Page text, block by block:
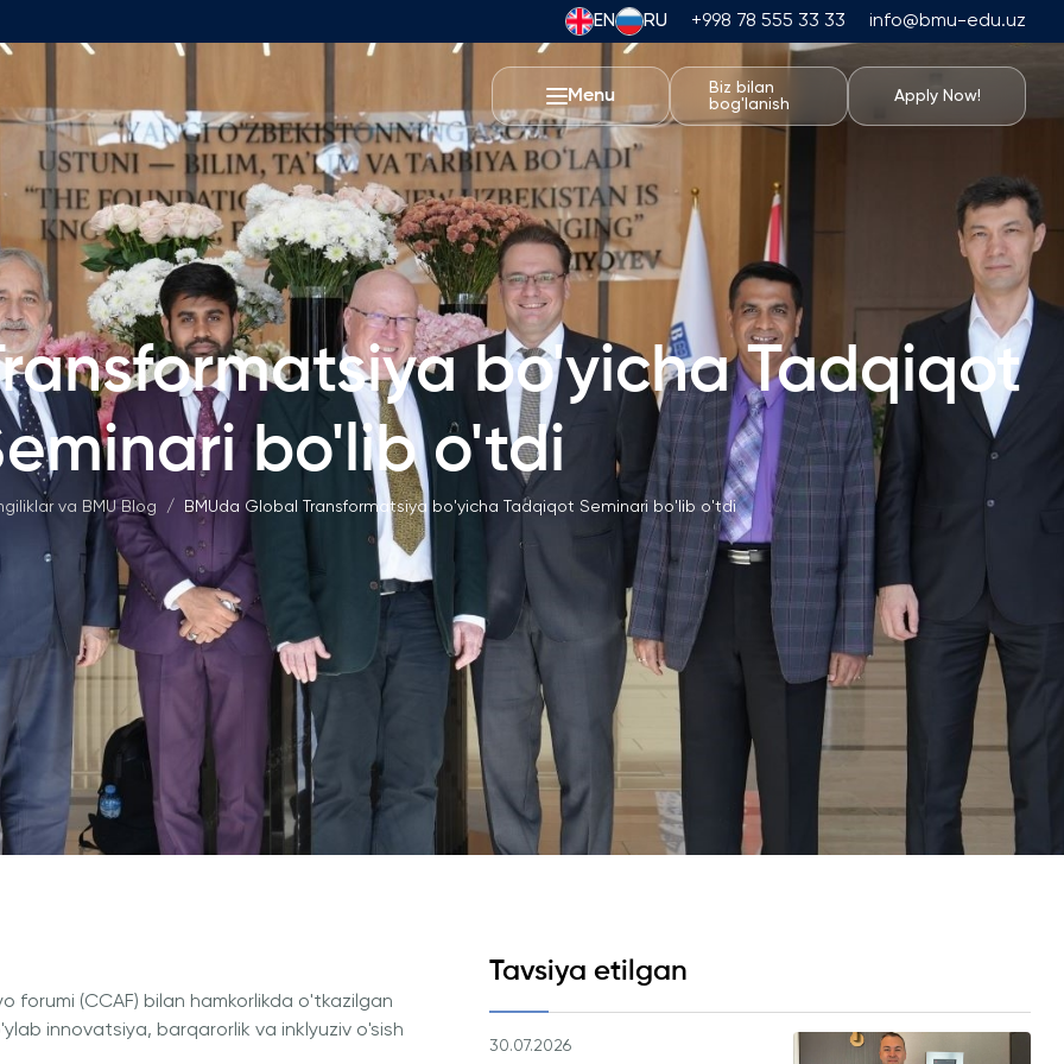
EN RU +998 78 555 33 33 info@bmu-edu.uz
Menu
Biz bilan
bog'lanish
Apply Now!
Fakulteti
Kengashi
O'rinlari
Ish O'rinlari
O'quv Dasturlari
Foundation Dasturi
Dastur Tuzilmasi
Ariza va To'lovlar
Matematika Kirish Imtihonlari
Bakalavriat Dasturlari
Izoh
Ariza va To'lovlar
Magistratura
Izoh
Ariza va To'lovlar
Tayyorlov Kurslari
Pre-Master’s Dasturi
Excel Expert va Power BI Data Analyst
imtihoniga tayyorgarlik
Sun'iy Intellekt va Biznes Informatikasi
bilan Raqamli Rahbarlik
PMI Sertifikatsiyasi
BMU Hayoti
Akademik Sayohatlar
Universitet Kampusi
Akademik Imkoniyatlar
Sport Inshootlari
Turar-joy va Ovqatlanish
Tadbirlar
Talabalar Hayoti
Students' Union
Talaba Klublari
Psixologiya va Farovonlik Bo'limi
Yangiliklar
Maqolalar
Foto Galereya
bo'yicha Tadqiqot
bo'lib o'tdi
va BMU Blog / BMUda Global Transformatsiya bo'yicha Tadqiqot Seminari bo'lib o'tdi
forumi (CCAF) bilan hamkorlikda o'tkazilgan
innovatsiya, barqarorlik va inklyuziv o'sish
Tavsiya etilgan
30.07.2026